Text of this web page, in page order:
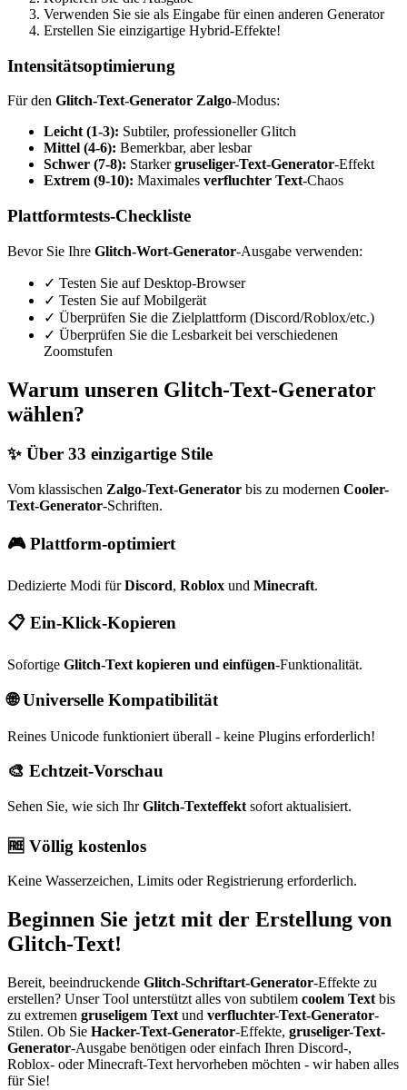
Verwenden Sie sie als Eingabe für einen anderen Generator
Erstellen Sie einzigartige Hybrid-Effekte!
Intensitätsoptimierung
Für den Glitch-Text-Generator Zalgo-Modus:
Leicht (1-3): Subtiler, professioneller Glitch
Mittel (4-6): Bemerkbar, aber lesbar
Schwer (7-8): Starkergruseliger-Text-Generator-Effekt
Extrem (9-10): Maximales verfluchter Text-Chaos
Plattformtests-Checkliste
Bevor Sie Ihre Glitch-Wort-Generator-Ausgabe verwenden:
✓ Testen Sie auf Desktop-Browser
✓ Testen Sie auf Mobilgerät
✓ Überprüfen Sie die Zielplattform (Discord/Roblox/etc.)
✓ Überprüfen Sie die Lesbarkeit bei verschiedenen
Zoomstufen
Warum unseren Glitch-Text-Generator
wählen?
✨ Über 33 einzigartige Stile
Vom klassischen Zalgo-Text-Generator bis zu modernen Cooler-
Text-Generator-Schriften.
🎮 Plattform-optimiert
Dedizierte Modi fürDiscord, Roblox und Minecraft.
📋 Ein-Klick-Kopieren
Sofortige Glitch-Text kopieren und einfügen-Funktionalität.
🌐 Universelle Kompatibilität
Reines Unicode funktioniert überall - keine Plugins erforderlich!
🎨 Echtzeit-Vorschau
Sehen Sie, wie sich IhrGlitch-Texteffekt sofort aktualisiert.
🆓 Völlig kostenlos
Keine Wasserzeichen, Limits oder Registrierung erforderlich.
Beginnen Sie jetzt mit der Erstellung von
Glitch-Text!
Bereit, beeindruckende Glitch-Schriftart-Generator-Effekte zu
erstellen? Unser Tool unterstützt alles von subtilem coolem Text bis
zu extremen gruseligem Text und verfluchter-Text-Generator-
Stilen. Ob Sie Hacker-Text-Generator-Effekte, gruseliger-Text-
Generator-Ausgabe benötigen oder einfach Ihren Discord-,
Roblox- oder Minecraft-Text hervorheben möchten - wir haben alles
für Sie!